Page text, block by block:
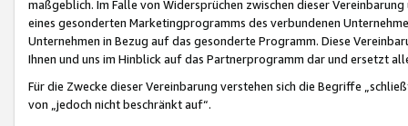
maßgeblich. Im Falle von Widersprüchen zwischen dieser
eines gesonderten Marketingprogramms des verbundenen
Unternehmen in Bezug auf das gesonderte Programm. Diese
Ihnen und uns im Hinblick auf das Partnerprogramm dar und ersetzt
Für die Zwecke dieser Vereinbarung verstehen sich die Begriffe
von „jedoch nicht beschränkt auf“.